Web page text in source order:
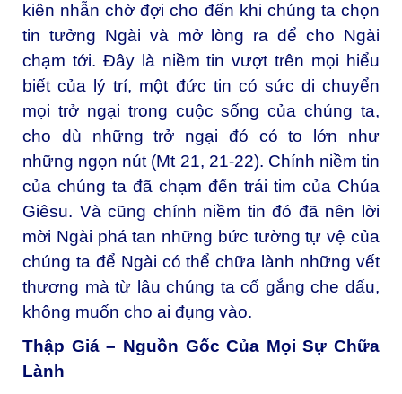
kiên nhẫn chờ đợi cho đến khi chúng ta chọn
tin tưởng Ngài và mở lòng ra để cho Ngài
chạm tới. Đây là niềm tin vượt trên mọi hiểu
biết của lý trí, một đức tin có sức di chuyển
mọi trở ngại trong cuộc sống của chúng ta,
cho dù những trở ngại đó có to lớn như
những ngọn nút (Mt 21, 21-22). Chính niềm tin
của chúng ta đã chạm đến trái tim của Chúa
Giêsu. Và cũng chính niềm tin đó đã nên lời
mời Ngài phá tan những bức tường tự vệ của
chúng ta để Ngài có thể chữa lành những vết
thương mà từ lâu chúng ta cố gắng che dấu,
không muốn cho ai đụng vào.
Thập Giá – Nguồn Gốc Của Mọi Sự Chữa
Lành